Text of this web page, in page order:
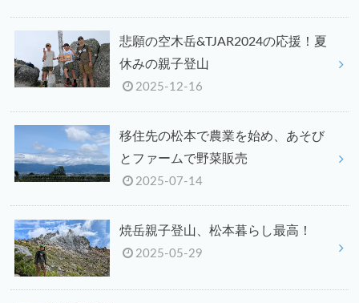
悲願の空木岳&TJAR2024の応援！夏
休みの親子登山
2025-12-16
移住先の松本で農業を始め、あそび
とファームで野菜販売
2025-07-14
焼岳親子登山、松本暮らし最高！
2025-05-29